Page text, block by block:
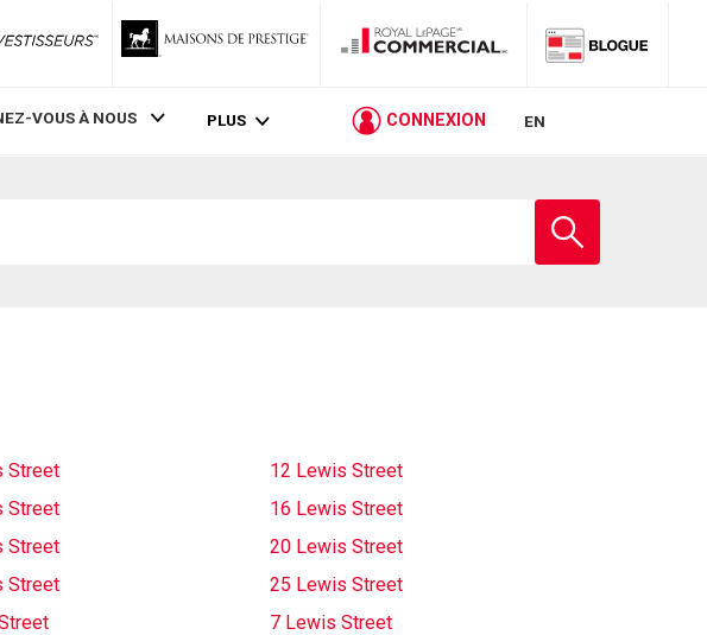
ZoneInvestisseurs RLP
VOUS À NOUS PLUS CONNEXION EN
Street
12 Lewis Street
Street
16 Lewis Street
Street
20 Lewis Street
Street
25 Lewis Street
7 Lewis Street